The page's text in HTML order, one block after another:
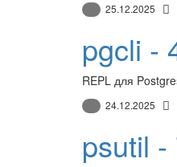
25.12.2025
pgcli -
REPL для
24.12.2025
psutil -